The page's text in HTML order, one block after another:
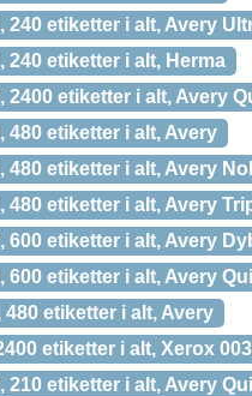
240 etiketter i alt, Avery
240 etiketter i alt, Herma
2400 etiketter i alt, Avery
480 etiketter i alt, Avery
480 etiketter i alt, Avery
480 etiketter i alt, Avery
600 etiketter i alt, Avery
600 etiketter i alt, Avery
480 etiketter i alt, Avery
etiketter i alt, Xerox
210 etiketter i alt, Avery